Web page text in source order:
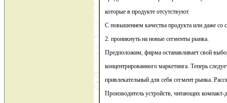
которые в продукте отсутствуют.
С повышением качества продукта или даже
2. проникнуть на новые сегменты рынка.
Предположим, фирма останавливает свой
концентрированного маркетинга. Теперь
привлекательный для себя сегмент рынка.
Производитель устройств, читающих компакт-